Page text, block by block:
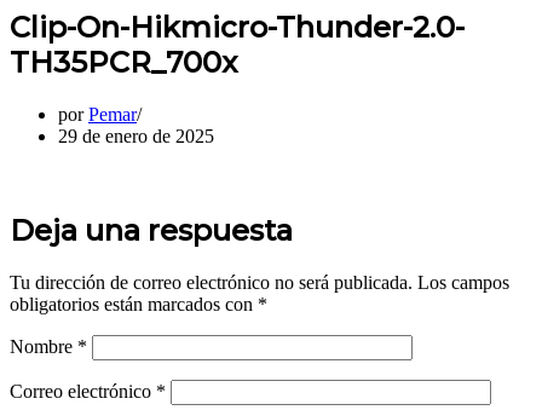
Clip-On-Hikmicro-Thunder-2.0-
TH35PCR_700x
porPemar
29 de enero de 2025
Deja una respuesta
Tu dirección de correo electrónico no será publicada. Los campos
obligatorios están marcados con *
Nombre *
Correo electrónico *